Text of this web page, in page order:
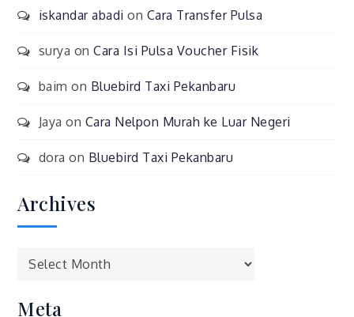
iskandar abadi on Cara Transfer Pulsa
surya onCara Isi Pulsa Voucher Fisik
baim on Bluebird Taxi Pekanbaru
Jaya on Cara Nelpon Murah ke Luar Negeri
dora on Bluebird Taxi Pekanbaru
Archives
Archives
Meta